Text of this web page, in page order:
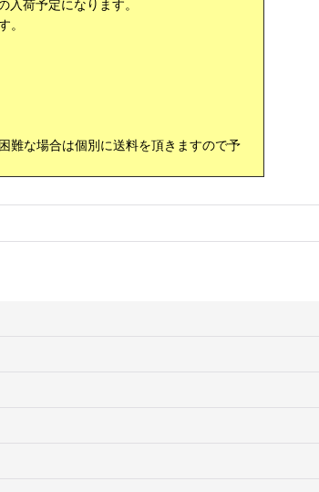
荷予定になります。
。
難な場合は個別に送料を頂きますので予